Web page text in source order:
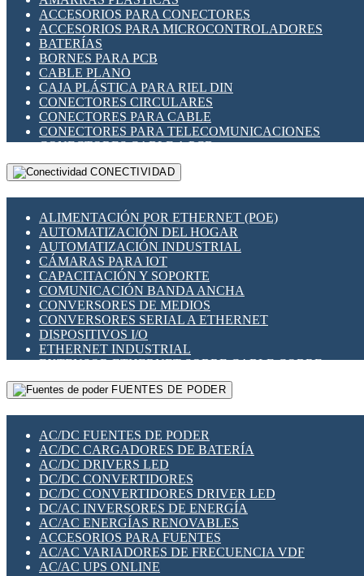
INDICADORES PARA PANEL
INTERFACES DE RELÉ
INTERRUPTORES FIN DE CARRERA
LLAVES CONMUTADORAS
MEDIDORES DE ENERGÍA Y TC'S DE CORRIENTE
MOTORES PASO A PASO
PANTALLAS HMI
PLC -CONTROLADORES LÓGICO PROGRAMABLES
PROGRAMADORES DE HORARIO
RELÉS DE PROTECCIÓN
SENSORES CAPACITIVOS
SENSORES INDUCTIVOS
TEMPORIZADORES
VARIACS
VARIADORES DE FRECUENCIA [VDF]
SECCIONADORES - INTERRUPTORES
MAQUINARIA
ACCESORIOS PARA CONECTORES
ACCESORIOS PARA MICROCONTROLADORES
BATERÍAS
BORNES PARA PCB
CABLE PLANO
CAJA PLÁSTICA PARA RIEL DIN
CONECTORES CIRCULARES
CONECTORES PARA CABLE
CONECTORES PARA TELECOMUNICACIONES
CONECTORES CABLE A PCB
CONECTORES PCB A CABLE
DIP SWITCHES
HERRAMIENTAS VARIAS
ILUMINACIÓN LED
INTERRUPTORES REED
INTERFACES DE RELÉ
OTROS RELÉS
PROTECCIÓN TÉRMICA
RELÉS AUTOMOTRICES
RELÉS DE SEÑAL
RELÉS DE ESTADO SÓLIDO SSR
RELÉS INDUSTRIALES
RELÉS MINIATURA DE POTENCIA
SENSORES MAGNÉTICOS
SWITCH Y MICROSWITCH
TARJETAS PI
UNIÓN Y DERIVACIÓN DE CABLE
CONECTIVIDAD
ALIMENTACIÓN POR ETHERNET (POE)
AUTOMATIZACIÓN DEL HOGAR
AUTOMATIZACIÓN INDUSTRIAL
CÁMARAS PARA IOT
CAPACITACIÓN Y SOPORTE
COMUNICACIÓN BANDA ANCHA
CONVERSORES DE MEDIOS
CONVERSORES SERIAL A ETHERNET
DISPOSITIVOS I/O
ETHERNET INDUSTRIAL
EXTENSOR ETHERNET SOBRE CABLE COBRE
GATEWAY LORAWAN
GESTIÓN DE REDES
PLACAS MODULARES IOT
SWITCHES Y REDES WIFI
SOLUCIONES IOT
SOLUCIONES LORAWAN
SOLUCIONES RED CELULAR
SEGURIDAD PARA REDES
SWITCHES LAN
TELEFONÍA IP (VOIP)
VIGILANCIA IP (CCTV)
MESHTASTIC
FUENTES DE PODER
AC/DC FUENTES DE PODER
AC/DC CARGADORES DE BATERÍA
AC/DC DRIVERS LED
DC/DC CONVERTIDORES
DC/DC CONVERTIDORES DRIVER LED
DC/AC INVERSORES DE ENERGÍA
AC/AC ENERGÍAS RENOVABLES
ACCESORIOS PARA FUENTES
AC/AC VARIADORES DE FRECUENCIA VDF
AC/AC UPS ONLINE